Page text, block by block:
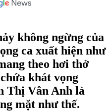
không ngừng của
ca xuất hiện như
theo hơi thở
khát vọng
Thị Vân Anh là
mặt như thế.